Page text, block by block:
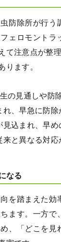
防除所が行う
ェロモントラ
て注意点が整理
ります。
の見通しや防
、早急に防
込まれ、早
と異なる対
なる
を踏まえた効
ます。一方で
、「どこを見